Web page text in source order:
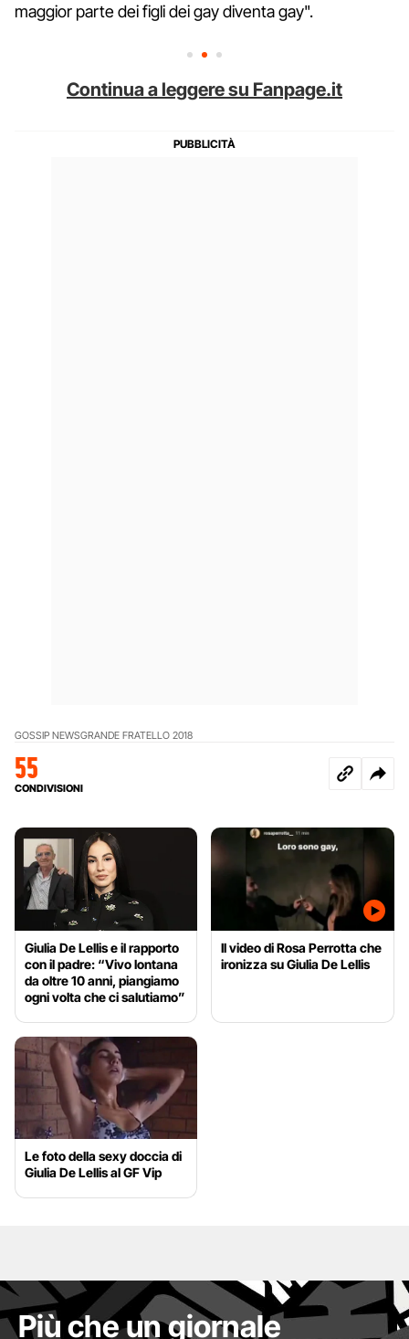
maggior parte dei figli dei gay diventa gay".
Continua a leggere su Fanpage.it
GOSSIP NEWSGRANDE FRATELLO 2018
55
CONDIVISIONI
Giulia De Lellis e il rapporto
con il padre: “Vivo lontana
da oltre 10 anni, piangiamo
ogni volta che ci salutiamo”
Il video di Rosa Perrotta che
ironizza su Giulia De Lellis
Le foto della sexy doccia di
Giulia De Lellis al GF Vip
Più che un giornale